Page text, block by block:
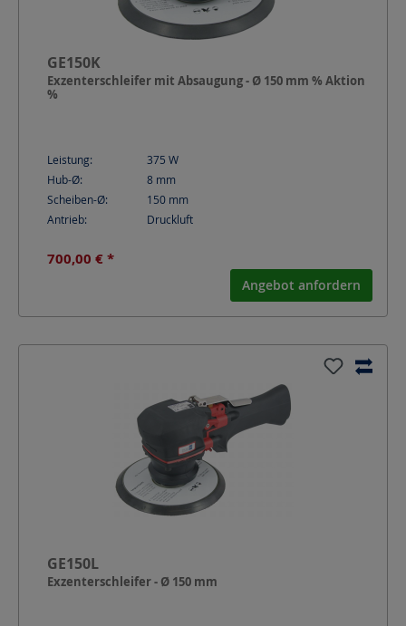
GE150K
Exzenterschleifer mit Absaugung - Ø 150 mm % Aktion
%
Leistung: 375 W
Hub-Ø:
8 mm
Scheiben-Ø:
150 mm
Antrieb:
Druckluft
700,00 € *
Angebot anfordern
GE150L
Exzenterschleifer - Ø 150 mm